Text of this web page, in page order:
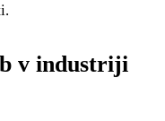
v industriji